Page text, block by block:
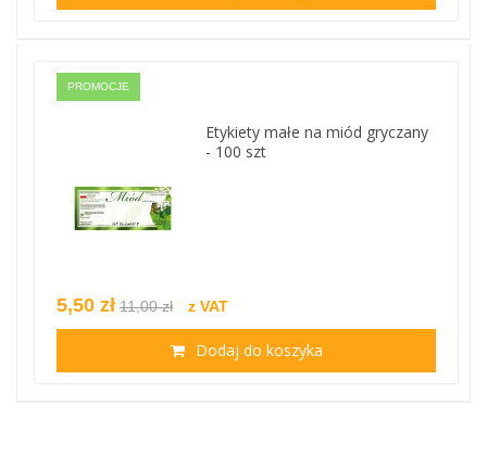
PROMOCJE
Etykiety małe na miód gryczany
- 100 szt
5,50 zł 11,00 zł z VAT
Dodaj do koszyka